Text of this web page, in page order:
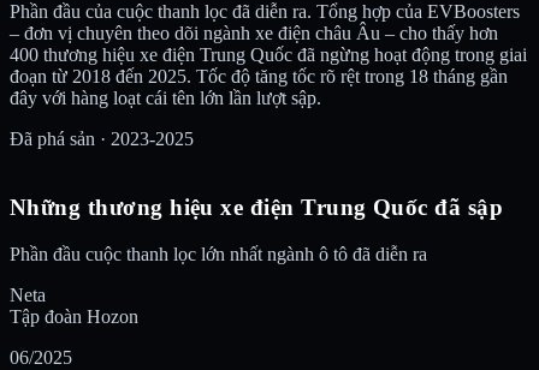
Phần đầu của cuộc thanh lọc đã diễn ra. Tổng hợp của EVBoosters
– đơn vị chuyên theo dõi ngành xe điện châu Âu – cho thấy hơn
400 thương hiệu xe điện Trung Quốc đã ngừng hoạt động trong giai
đoạn từ 2018 đến 2025. Tốc độ tăng tốc rõ rệt trong 18 tháng gần
đây với hàng loạt cái tên lớn lần lượt sập.
Đã phá sản · 2023-2025
Những thương hiệu xe điện Trung Quốc đã sập
Phần đầu cuộc thanh lọc lớn nhất ngành ô tô đã diễn ra
Neta
Tập đoàn Hozon
06/2025